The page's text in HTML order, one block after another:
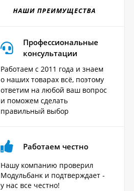
НАШИ ПРЕИМУЩЕСТВА
Профессиональные
консультации
Работаем с 2011 года и знаем
о наших товарах всё, поэтому
ответим на любой ваш вопрос
и поможем сделать
правильный выбор
Работаем честно
Нашу компанию проверил
Модульбанк и подтверждает -
у нас все честно!